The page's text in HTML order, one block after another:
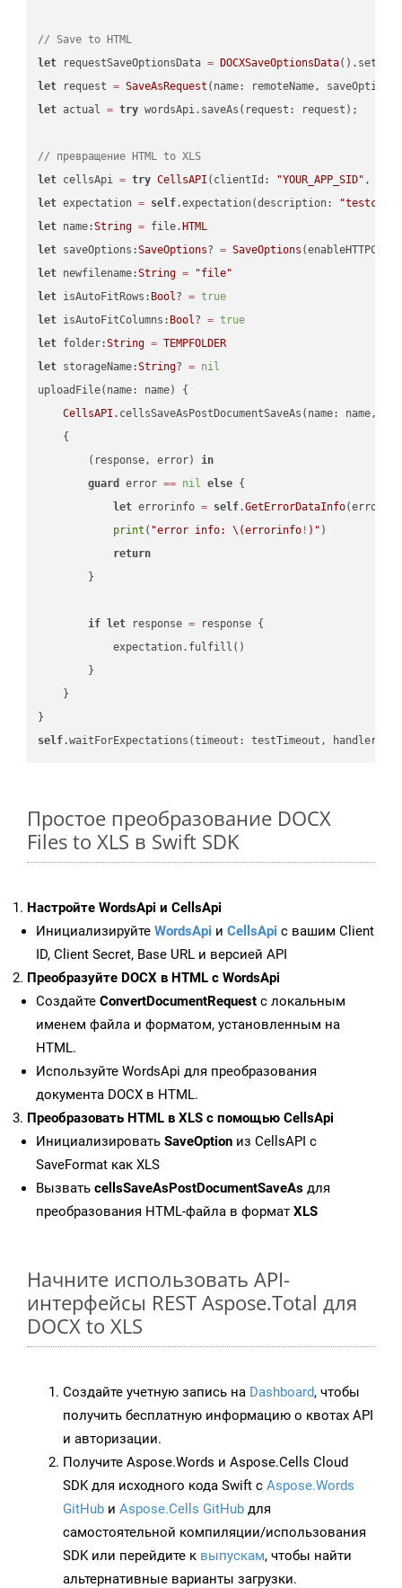
// Save to HTML
let requestSaveOptionsData = DOCXSaveOptionsData
let request = SaveAsRequest (name: remoteName,
let actual = try wordsApi.saveAs(request: request);
// превращение HTML to XLS
let cellsApi = try CellsAPI (clientId: "YOUR_APP_SID" ,
let expectation = self.expectation(description:
let name:String = file. HTML
let saveOptions:SaveOptions? = SaveOptions
let newfilename:String =
"file"
let isAutoFitRows: Bool? = true
let isAutoFitColumns: Bool? = true
let folder:String = TEMPFOLDER
let storageName:String? = nil
uploadFile(name: name) {
CellsAPI .cellsSaveAsPostDocumentSaveAs(name:
    {
        (response, error)
in
guard
error == nil else {
let errorinfo = self.GetErrorDataInfo(error:
print ( "error info: \(errorinfo ! ) " )
return
        }
if let response = response {
            expectation.fulfill()
        }
    }
self.waitForExpectations(timeout: testTimeout, handler:
Простое преобразование DOCX
Files to XLS в Swift SDK
Настройте WordsApi и CellsApi
Инициализируйте WordsApi и CellsApi с вашим Client
ID, Client Secret, Base URL и версией API
Преобразуйте DOCX в HTML с WordsApi
Создайте ConvertDocumentRequest с локальным
именем файла и форматом, установленным на
HTML.
Используйте WordsApi для преобразования
документа DOCX в HTML.
Преобразовать HTML в XLS с помощью CellsApi
Инициализировать SaveOption из CellsAPI с
SaveFormat как XLS
Вызвать cellsSaveAsPostDocumentSaveAs для
преобразования HTML-файла в формат XLS
Начните использовать API-
интерфейсы REST Aspose.Total для
DOCX to XLS
Создайте учетную запись на Dashboard, чтобы
получить бесплатную информацию о квотах API
и авторизации.
Получите Aspose.Words и Aspose.Cells Cloud
SDK для исходного кода Swift с Aspose.Words
GitHub и Aspose.Cells GitHub для
самостоятельной компиляции/использования
SDK или перейдите к выпускам, чтобы найти
альтернативные варианты загрузки.